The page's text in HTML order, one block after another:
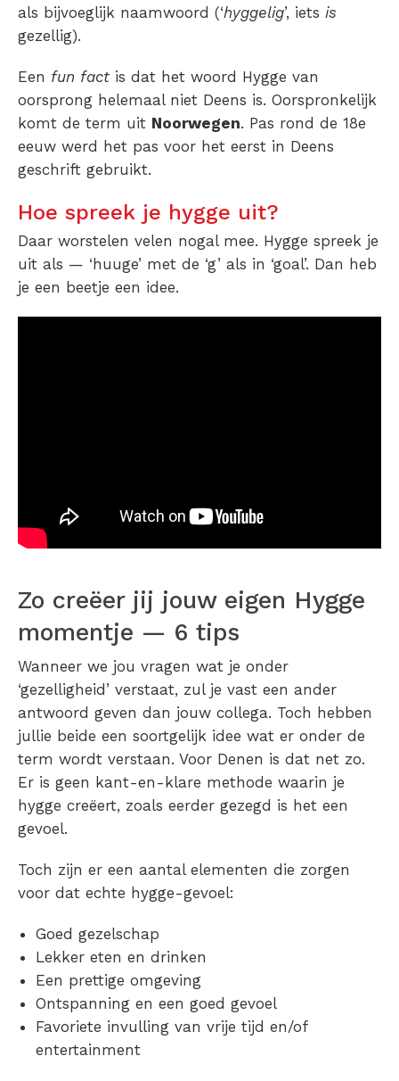
als bijvoeglijk naamwoord (‘hyggelig’, iets is
gezellig).
Een fun fact is dat het woord Hygge van
oorsprong helemaal niet Deens is. Oorspronkelijk
komt de term uit Noorwegen. Pas rond de 18e
eeuw werd het pas voor het eerst in Deens
geschrift gebruikt.
Hoe spreek je hygge uit?
Daar worstelen velen nogal mee. Hygge spreek je
uit als — ‘huuge’ met de ‘g’ als in ‘goal’. Dan heb
je een beetje een idee.
Zo creëer jij jouw eigen Hygge
momentje — 6 tips
Wanneer we jou vragen wat je onder
‘gezelligheid’ verstaat, zul je vast een ander
antwoord geven dan jouw collega. Toch hebben
jullie beide een soortgelijk idee wat er onder de
term wordt verstaan. Voor Denen is dat net zo.
Er is geen kant-en-klare methode waarin je
hygge creëert, zoals eerder gezegd is het een
gevoel.
Toch zijn er een aantal elementen die zorgen
voor dat echte hygge-gevoel:
Goed gezelschap
Lekker eten en drinken
Een prettige omgeving
Ontspanning en een goed gevoel
Favoriete invulling van vrije tijd en/of
entertainment